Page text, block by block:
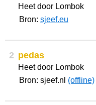
Heet door Lombok
Bron: sjeef.eu
2 pedas
Heet door Lombok
Bron: sjeef.nl (offline)